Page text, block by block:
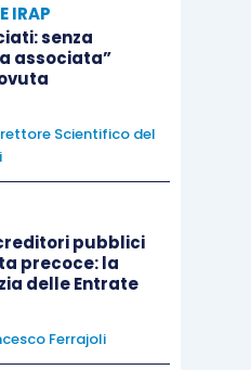
dovrebbe essere
rientrare quello del
Fist Time Adoption
n. 6/2021, ha colto
Entrate (
IRAP
senza
associata”
Scientifico del
pubblici
precoce: la
delle Entrate
Ferrajoli